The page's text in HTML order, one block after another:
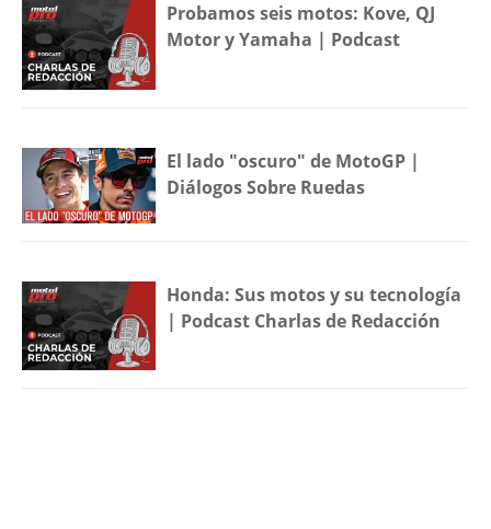
Probamos seis motos: Kove, QJ
Motor y Yamaha | Podcast
El lado "oscuro" de MotoGP |
Diálogos Sobre Ruedas
Honda: Sus motos y su tecnología
| Podcast Charlas de Redacción